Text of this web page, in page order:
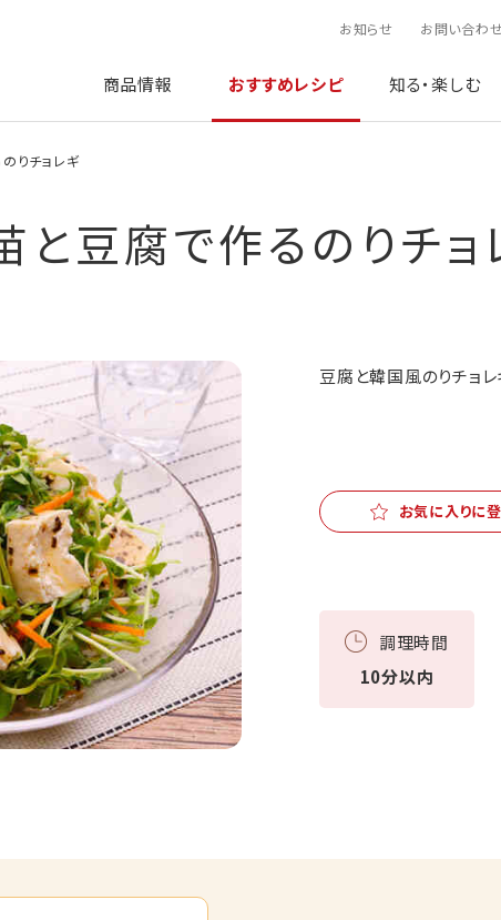
お知らせ お問い合わ
商品情報 おすすめレシピ 知る・楽しむ
りチョレギ
と豆腐で作るのりチョ
豆腐と韓国風のりチョ
お気に入りに
調理時間
10分以内